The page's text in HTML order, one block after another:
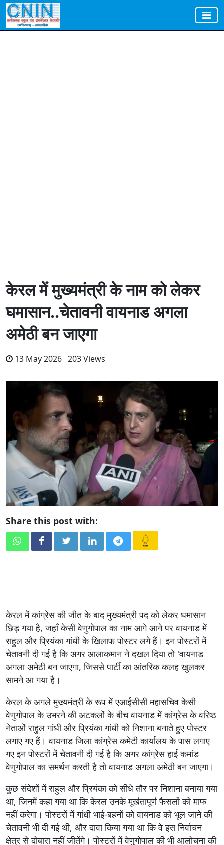
केरल में मुख्यमंत्री के नाम को लेकर
घमासान..चेतावनी वायनाड अगला
अमेठी बन जाएगा
13 May 2026 203 Views
Share this post with:
केरल में कांग्रेस की जीत के बाद मुख्यमंत्री पद को लेकर घमासान
छिड़ गया है, जहाँ केसी वेणुगोपाल का नाम आगे आने पर वायनाड में
राहुल और प्रियंका गांधी के खिलाफ पोस्टर लगे हैं। इन पोस्टरों में
चेतावनी दी गई है कि अगर आलाकमान ने दखल दिया तो 'वायनाड
अगला अमेठी बन जाएगा, जिससे पार्टी का आंतरिक कलह खुलकर
सामने आ गया है।
केरल के अगले मुख्यमंत्री के रूप में एआईसीसी महासचिव केसी
वेणुगोपाल के उभरने की अटकलों के बीच वायनाड में कांग्रेस के वरिष्ठ
नेताओं राहुल गांधी और प्रियंका गांधी को निशाना बनाते हुए पोस्टर
लगाए गए हैं। वायनाड जिला कांग्रेस कमेटी कार्यालय के पास लगाए
गए इन पोस्टरों में चेतावनी दी गई है कि अगर कांग्रेस हाई कमांड
वेणुगोपाल का समर्थन करती है तो वायनाड अगला अमेठी बन जाएगा।
कुछ संदेशों में राहुल और प्रियंका को सीधे तौर पर निशाना बनाया गया
था, जिनमें कहा गया था कि केरल उनके मूर्खतापूर्ण फैसलों को माफ
नहीं करेगा। पोस्टरों में गांधी भाई-बहनों को वायनाड को भूल जाने की
चेतावनी भी दी गई थी, और दावा किया गया था कि वे इस निर्वाचन
क्षेत्र से दोबारा नहीं जीतेंगे। पोस्टरों में वेणुगोपाल की भी आलोचना की